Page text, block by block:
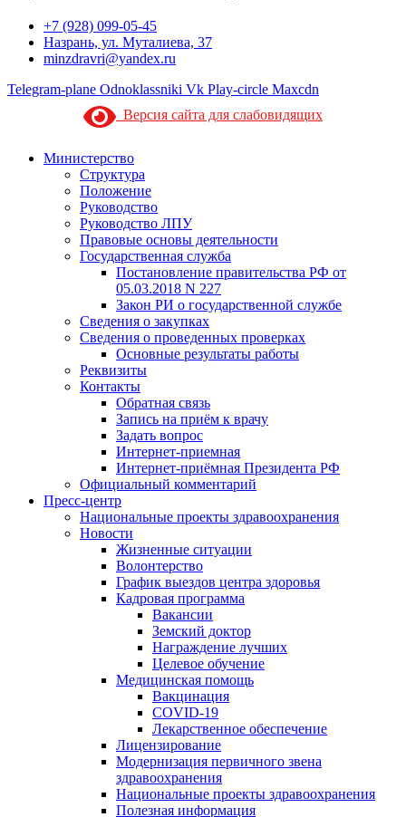
+7 (928) 099-05-45
Назрань, ул. Муталиева, 37
minzdravri@yandex.ru
Telegram-plane Odnoklassniki Vk Play-circle Maxcdn
Версия сайта для слабовидящих
Министерство
Структура
Положение
Руководство
Руководство ЛПУ
Правовые основы деятельности
Государственная служба
Постановление правительства РФ от
05.03.2018 N 227
Закон РИ о государственной службе
Сведения о закупках
Сведения о проведенных проверках
Основные результаты работы
Реквизиты
Контакты
Обратная связь
Запись на приём к врачу
Задать вопрос
Интернет-приемная
Интернет-приёмная Президента РФ
Официальный комментарий
Пресс-центр
Национальные проекты здравоохранения
Новости
Жизненные ситуации
Волонтерство
График выездов центра здоровья
Кадровая программа
Вакансии
Земский доктор
Награждение лучших
Целевое обучение
Медицинская помощь
Вакцинация
COVID-19
Лекарственное обеспечение
Лицензирование
Модернизация первичного звена
здравоохранения
Национальные проекты здравоохранения
Полезная информация